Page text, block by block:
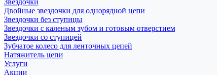
Звёздочки
Двойные звездочки для однорядной цепи
Звездочки без ступицы
Звездочки с каленым зубом и готовым отверстием
Звездочки со ступицей
Зубчатое колесо для ленточных цепей
Натяжитель цепи
Услуги
Акции